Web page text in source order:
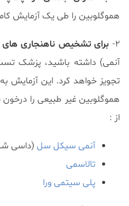
هموگلوبین را طی یک آزمایش
۲- برای تشخیص ناهنجاری
آنمی) داشته باشید، پزشک تست
تجویز خواهد کرد. این آزمایش
هموگلوبین غیر طبیعی را درخون
از :
آنمی سیکل سل (داسی
تالاسمی
پلی سیتمی ورا